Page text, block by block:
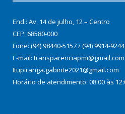
End.: Av. 14 de julho, 12 – Centro
CEP: 68580-000
Fone: (94) 98440-5157 / (94) 9914-
E-mail:
Itupiranga.gabinte2021@gmail.com
Horário de atendimento: 08:00 às